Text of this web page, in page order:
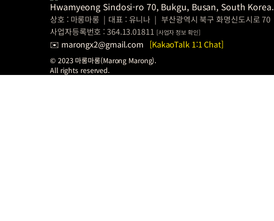
Hwamyeong Sindosi-ro 70, Bukgu, Busan, South Korea.
상호 : 마롱마롱 | 대표 : 유니나 | 부산광역시 북구 화명신도시로 70
사업자등록번호 : 364.13.01811 [사업자 정보 확인]
✉️ marongx2@gmail.com [KakaoTalk 1:1 Chat]
© 2023 마롱마롱(Marong Marong).
All rights reserved.